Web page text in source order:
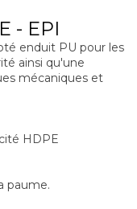
- EPI
enduit PU pour les
ainsi qu'une
mécaniques et
HDPE
paume.